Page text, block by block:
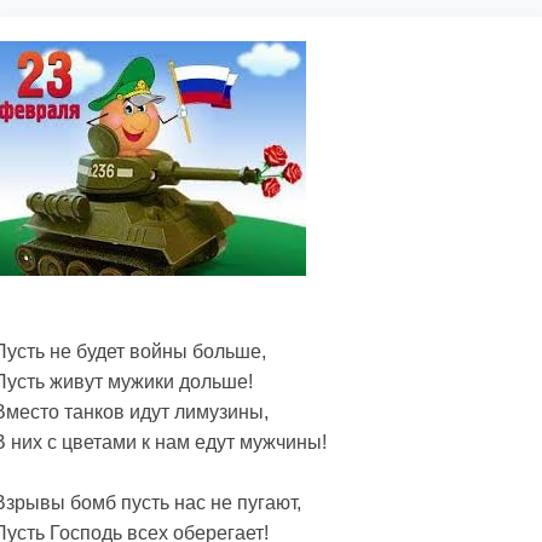
не будет войны больше,
живут мужики дольше!
танков идут лимузины,
них с цветами к нам едут мужчины!
бомб пусть нас не пугают,
Господь всех оберегает!